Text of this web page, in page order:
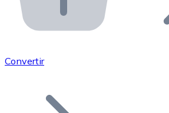
Integra nuestra API en tu
Únete a nuestra red de
Añade tu proyecto a nuestro
Convertir